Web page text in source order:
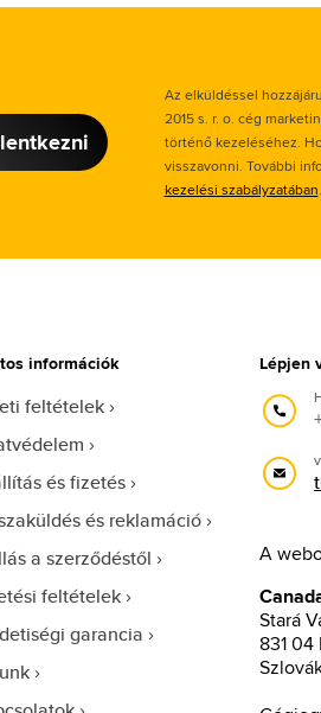
Az elküldéssel
2015 s. r. o. cég
történő kezeléséhez.
visszavonni. További
kezelési szabályzatában.
információk
feltételek
és fizetés
és reklamáció
a szerződéstől
feltételek
garancia
Lépjen
A
Stará
831 04